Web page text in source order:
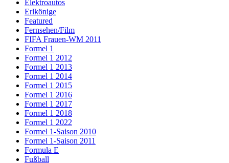
Elektroautos
Erlkönige
Featured
Fernsehen/Film
FIFA Frauen-WM 2011
Formel 1
Formel 1 2012
Formel 1 2013
Formel 1 2014
Formel 1 2015
Formel 1 2016
Formel 1 2017
Formel 1 2018
Formel 1 2022
Formel 1-Saison 2010
Formel 1-Saison 2011
Formula E
Fußball